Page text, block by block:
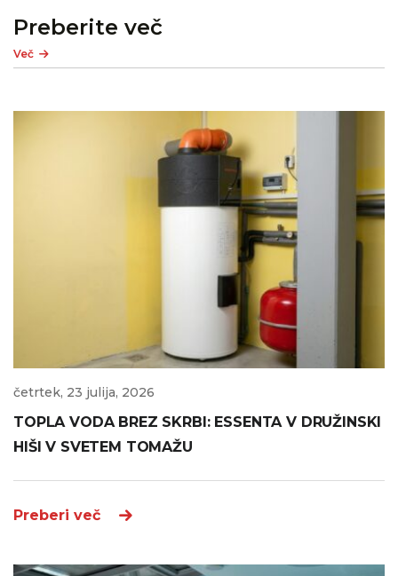
Preberite več
Več
četrtek, 23 julija, 2026
TOPLA VODA BREZ SKRBI: ESSENTA V DRUŽINSKI
HIŠI V SVETEM TOMAŽU
Preberi več